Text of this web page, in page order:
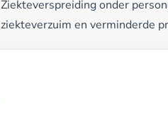
Ziekteverspreiding onder
ziekteverzuim en verminderde